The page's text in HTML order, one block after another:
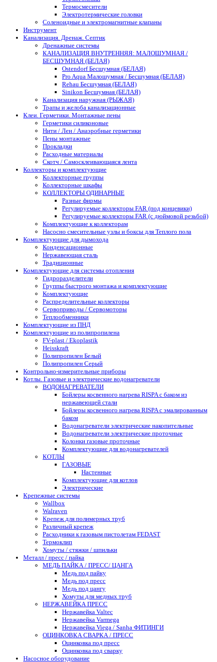
Термосмесители
Электротермические головки
Соленоидные и электромагнитные клапаны
Инструмент
Канализация. Дренаж. Септик
Дренажные системы
КАНАЛИЗАЦИЯ ВНУТРЕННЯЯ: МАЛОШУМНАЯ /
БЕСШУМНАЯ (БЕЛАЯ)
Ostendorf Бесшумная (БЕЛАЯ)
Pro Aqua Малошумная / Бесшумная (БЕЛАЯ)
Rehau Бесшумная (БЕЛАЯ)
Sinikon Бесшумная (БЕЛАЯ)
Канализация наружная (РЫЖАЯ)
Трапы и желоба канализационные
Клеи. Герметики. Монтажные пены
Герметики силиконовые
Нити / Лен / Анаэробные герметики
Пены монтажные
Прокладки
Расходные материалы
Скотч / Самосклеивающаяся лента
Коллекторы и комплектующие
Коллекторные группы
Коллекторные шкафы
КОЛЛЕКТОРЫ ОДИНАРНЫЕ
Разные фирмы
Регулируемые коллекторы FAR (под концевики)
Регулируемые коллекторы FAR (с дюймовой резьбой)
Комплектующие к коллекторам
Насосно смесительные узлы и боксы для Теплого пола
Комплектующие для дымохода
Конденсационные
Нержавеющая сталь
Традиционные
Комплектующие для системы отопления
Гидроразделители
Группы быстрого монтажа и комплектующие
Комплектующие
Распределительные коллекторы
Сервоприводы / Сервомоторы
Теплообменники
Комплектующие из ПНД
Комплектующие из полипропилена
FV-plast / Ekoplastik
Heisskraft
Полипропилен Белый
Полипропилен Серый
Контрольно-измерительные приборы
Котлы. Газовые и электрические водонагреватели
ВОДОНАГРЕВАТЕЛИ
Бойлеры косвенного нагрева RISPA с баком из
нержавеющей стали
Бойлеры косвенного нагрева RISPA с эмалированным
баком
Водонагреватели электрические накопительные
Водонагреватели электрические проточные
Колонки газовые проточные
Комплектующие для водонагревателей
КОТЛЫ
ГАЗОВЫЕ
Настенные
Комплектующие для котлов
Электрические
Крепежные системы
Wallbox
Walraven
Крепеж для полимерных труб
Различный крепеж
Расходники к газовым пистолетам FEDAST
Термоклип
Хомуты / стяжки / шпильки
Металл / пресс / пайка
МЕДЬ ПАЙКА / ПРЕСС/ ЦАНГА
Медь под пайку
Медь под пресс
Медь под цангу
Хомуты для медных труб
НЕРЖАВЕЙКА ПРЕСС
Нержавейка Valtec
Нержавейка Varmega
Нержавейка Viega / Sanha ФИТИНГИ
ОЦИНКОВКА СВАРКА / ПРЕСС
Оцинковка под пресс
Оцинковка под сварку
Насосное оборудование